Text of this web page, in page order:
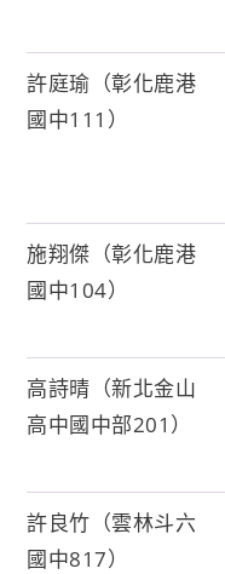
許庭瑜（彰化鹿港
國中111）
施翔傑（彰化鹿港
國中104）
高詩晴（新北金山
高中國中部201）
許良竹（雲林斗六
國中817）